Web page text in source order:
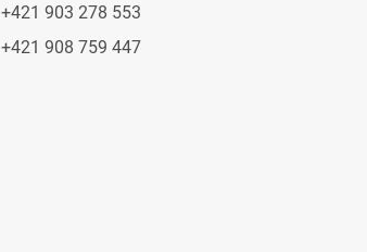
+421 903 278 553
+421 908 759 447